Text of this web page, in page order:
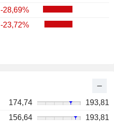
-28,69%
-23,72%
174,74
193,81
156,64
193,81